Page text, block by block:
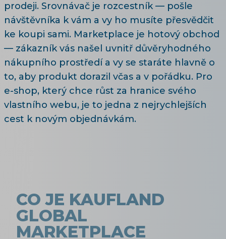
prodeji. Srovnávač je rozcestník — pošle
návštěvníka k vám a vy ho musíte přesvědčit
ke koupi sami. Marketplace je hotový obchod
— zákazník vás našel uvnitř důvěryhodného
nákupního prostředí a vy se staráte hlavně o
to, aby produkt dorazil včas a v pořádku. Pro
e-shop, který chce růst za hranice svého
vlastního webu, je to jedna z nejrychlejších
cest k novým objednávkám.
CO JE KAUFLAND
GLOBAL
MARKETPLACE